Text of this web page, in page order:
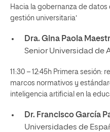
Hacia la gobernanza de
gestión universitaria’
Dra. Gina Paola
Senior Universidad de
11:30 – 12:45h Primera sesión:
marcos normativos y
inteligencia artificial en la
Dr. Francisco García
Universidades de